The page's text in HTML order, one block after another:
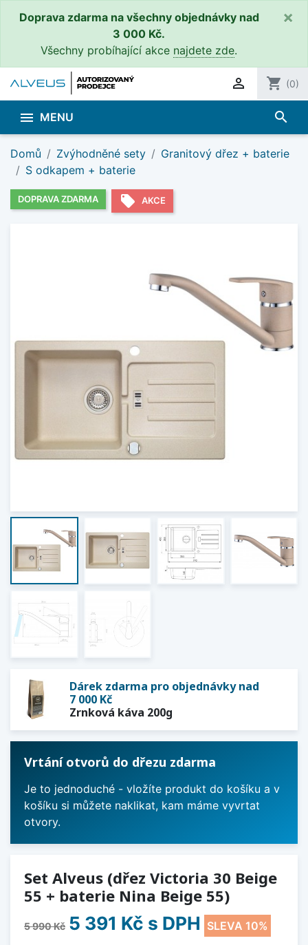
Doprava zdarma na všechny objednávky nad
3 000 Kč.
Všechny probíhající akce najdete zde.
×
 shopping_cart (0)
 MENU search
Domů Zvýhodněné sety
Granitový dřez + baterie
S odkapem + baterie
DOPRAVA ZDARMA local_offer AKCE
Dárek zdarma pro objednávky nad
7 000 Kč
Zrnková káva 200g
Vrtání otvorů do dřezu zdarma
Je to jednoduché - vložíte produkt do košíku a v
košíku si můžete naklikat, kam máme vyvrtat
otvory.
Set Alveus (dřez Victoria 30 Beige
55 + baterie Nina Beige 55)
5 990 Kč 5 391 Kč s DPH SLEVA 10%